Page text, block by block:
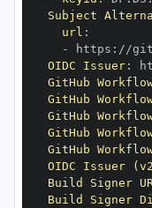
Subject
url :
-
https :
OIDC Issuer:
GitHub
GitHub
GitHub Workflow
GitHub
GitHub
OIDC Issuer
Build Signer
Build Signer